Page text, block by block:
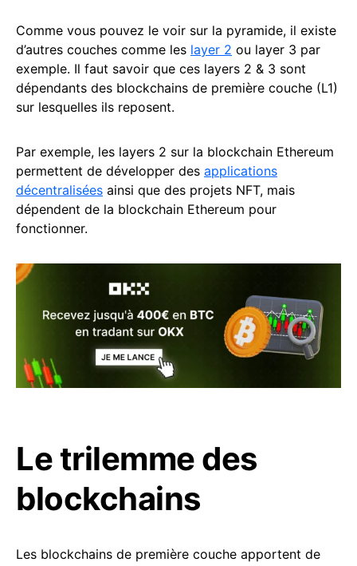
Comme vous pouvez le voir sur la pyramide, il existe
d’autres couches comme les layer 2 ou layer 3 par
exemple. Il faut savoir que ces layers 2 & 3 sont
dépendants des blockchains de première couche (L1)
sur lesquelles ils reposent.
Par exemple, les layers 2 sur la blockchain Ethereum
permettent de développer des applications
décentralisées ainsi que des projets NFT, mais
dépendent de la blockchain Ethereum pour
fonctionner.
Le trilemme des
blockchains
Les blockchains de première couche apportent de